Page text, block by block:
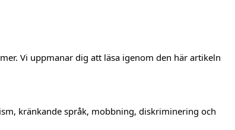
Vi uppmanar dig att läsa igenom den här artikeln
kränkande språk, mobbning, diskriminering och